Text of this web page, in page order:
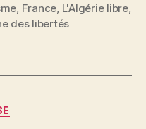
! »
France L'Algérie libre,
des libertés